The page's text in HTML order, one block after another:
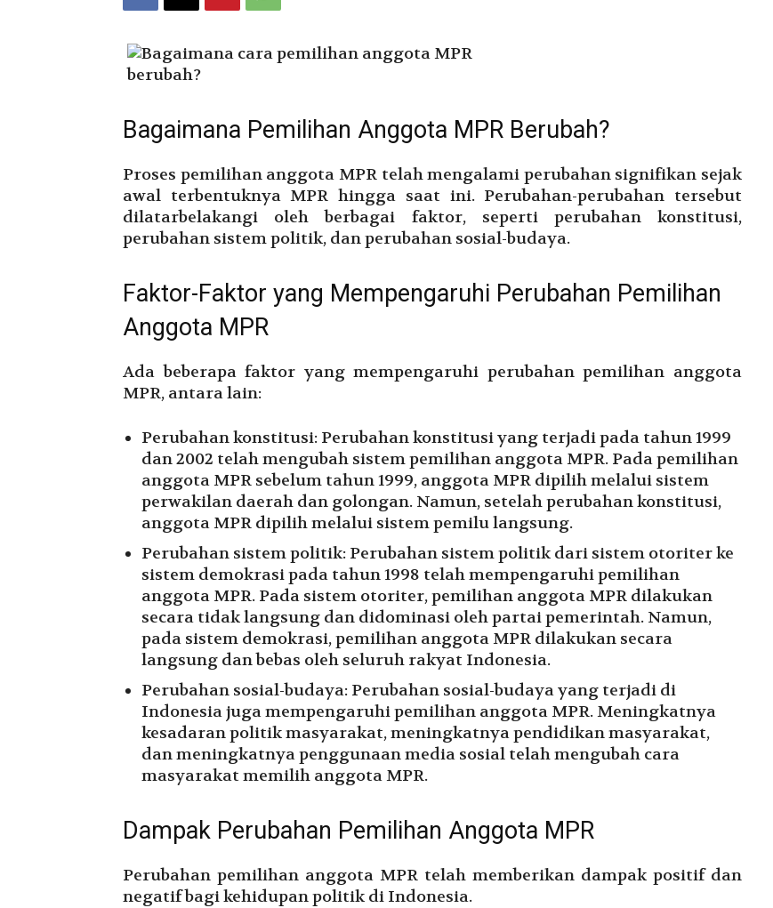
Bagaimana Pemilihan Anggota MPR Berubah?
Proses pemilihan anggota MPR telah mengalami perubahan signifikan sejak
awal terbentuknya MPR hingga saat ini. Perubahan-perubahan tersebut
dilatarbelakangi oleh berbagai faktor, seperti perubahan konstitusi,
perubahan sistem politik, dan perubahan sosial-budaya.
Faktor-Faktor yang Mempengaruhi Perubahan Pemilihan
Anggota MPR
Ada beberapa faktor yang mempengaruhi perubahan pemilihan anggota
MPR, antara lain:
Perubahan konstitusi: Perubahan konstitusi yang terjadi pada tahun 1999
dan 2002 telah mengubah sistem pemilihan anggota MPR. Pada pemilihan
anggota MPR sebelum tahun 1999, anggota MPR dipilih melalui sistem
perwakilan daerah dan golongan. Namun, setelah perubahan konstitusi,
anggota MPR dipilih melalui sistem pemilu langsung.
Perubahan sistem politik: Perubahan sistem politik dari sistem otoriter ke
sistem demokrasi pada tahun 1998 telah mempengaruhi pemilihan
anggota MPR. Pada sistem otoriter, pemilihan anggota MPR dilakukan
secara tidak langsung dan didominasi oleh partai pemerintah. Namun,
pada sistem demokrasi, pemilihan anggota MPR dilakukan secara
langsung dan bebas oleh seluruh rakyat Indonesia.
Perubahan sosial-budaya: Perubahan sosial-budaya yang terjadi di
Indonesia juga mempengaruhi pemilihan anggota MPR. Meningkatnya
kesadaran politik masyarakat, meningkatnya pendidikan masyarakat,
dan meningkatnya penggunaan media sosial telah mengubah cara
masyarakat memilih anggota MPR.
Dampak Perubahan Pemilihan Anggota MPR
Perubahan pemilihan anggota MPR telah memberikan dampak positif dan
negatif bagi kehidupan politik di Indonesia.